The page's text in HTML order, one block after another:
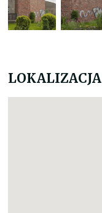
LOKALIZACJA